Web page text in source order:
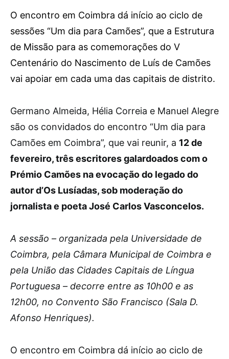
O encontro em Coimbra dá início ao ciclo de
sessões “Um dia para Camões”, que a Estrutura
de Missão para as comemorações do V
Centenário do Nascimento de Luís de Camões
vai apoiar em cada uma das capitais de distrito.
Germano Almeida, Hélia Correia e Manuel Alegre
são os convidados do encontro “Um dia para
Camões em Coimbra”, que vai reunir, a 12 de
fevereiro, três escritores galardoados com o
Prémio Camões na evocação do legado do
autor d’Os Lusíadas, sob moderação do
jornalista e poeta José Carlos Vasconcelos.
A sessão – organizada pela Universidade de
Coimbra, pela Câmara Municipal de Coimbra e
pela União das Cidades Capitais de Língua
Portuguesa – decorre entre as 10h00 e as
12h00, no Convento São Francisco (Sala D.
Afonso Henriques).
O encontro em Coimbra dá início ao ciclo de